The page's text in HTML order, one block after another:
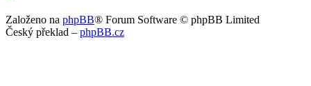
Založeno na phpBB® Forum Software © phpBB Limited
Český překlad – phpBB.cz